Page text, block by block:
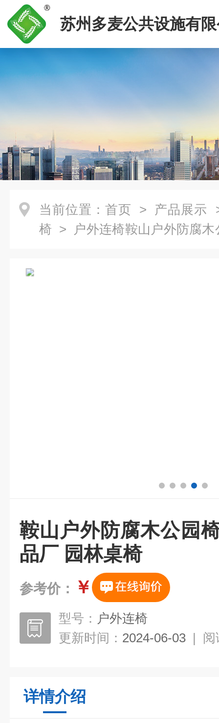
苏州多麦公共设施有
当前位置： 首页 > 产品展示
椅 > 户外连椅鞍山户外防腐
鞍山户外防腐木公园
品厂 园林桌椅
参考价： ￥
型号： 户外连椅
更新时间： 2024-06-03 | 阅
详情介绍